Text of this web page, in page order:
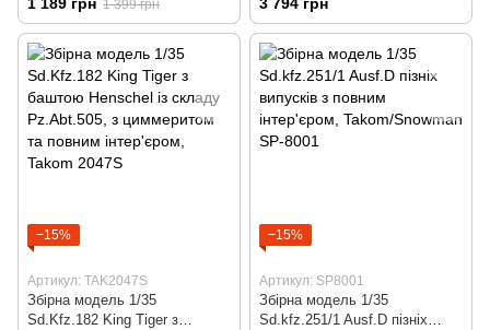
1 189 грн 1 399 грн
бронетранспортери, великий
набір (3 в 1), Takom 2194W
3 794 грн
−15%
Артикул: TAK2047S
Збірна модель 1/35
Sd.Kfz.182 King Tiger з
−15%
Артикул: SP8001
Збірна модель 1/35
Sd.kfz.251/1 Ausf.D пізніх